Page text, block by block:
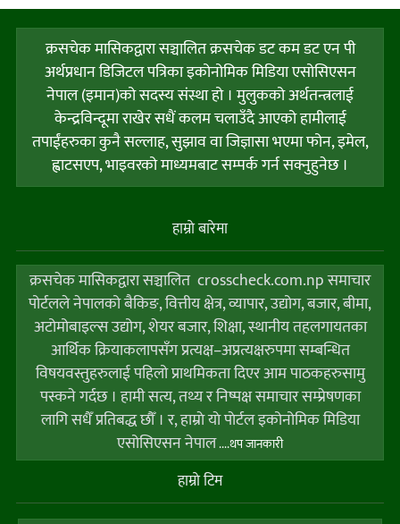
क्रसचेक मासिकद्वारा सञ्चालित क्रसचेक डट कम डट एन पी
अर्थप्रधान डिजिटल पत्रिका इकोनोमिक मिडिया एसोसिएसन
नेपाल (इमान)को सदस्य संस्था हो । मुलुकको अर्थतन्त्रलाई
केन्द्रविन्दूमा राखेर सधैं कलम चलाउँदै आएको हामीलाई
तपाईंहरुका कुनै सल्लाह, सुझाव वा जिज्ञासा भएमा फोन, इमेल,
ह्वाटसएप, भाइवरको माध्यमबाट सम्पर्क गर्न सक्नुहुनेछ ।
हाम्राे बारेमा
क्रसचेक मासिकद्वारा सञ्चालित crosscheck.com.np समाचार
पोर्टलले नेपालको बैकिङ, वित्तीय क्षेत्र, व्यापार, उद्योग, बजार, बीमा,
अटोमोबाइल्स उद्योग, शेयर बजार, शिक्षा, स्थानीय तहलगायतका
आर्थिक क्रियाकलापसँग प्रत्यक्ष–अप्रत्यक्षरुपमा सम्बन्धित
विषयवस्तुहरुलाई पहिलो प्राथमिकता दिएर आम पाठकहरुसामु
पस्कने गर्दछ । हामी सत्य, तथ्य र निष्पक्ष समाचार सम्प्रेषणका
लागि सधैँ प्रतिबद्ध छौँ । र, हाम्राे याे पाेर्टल इकोनोमिक मिडिया
एसोसिएसन नेपाल....थप जानकारी
हाम्राे टिम